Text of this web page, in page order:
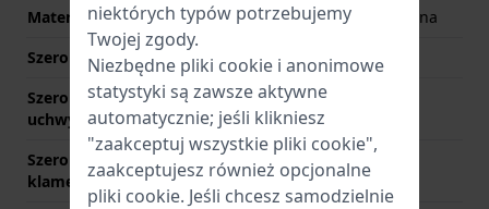
Materiał Paska
Plastik/Żywica syntetyczna
Szerokość uchwytu
23 mm
Szerokość między
uchwytami
18 mm
Szerokość paska przy
klamerce
18 mm
niektórych typów potrzebujemy
Twojej zgody.
Niezbędne pliki cookie i anonimowe
statystyki są zawsze aktywne
automatycznie; jeśli klikniesz
"zaakceptuj wszystkie pliki cookie",
zaakceptujesz również opcjonalne
pliki cookie. Jeśli chcesz samodzielnie